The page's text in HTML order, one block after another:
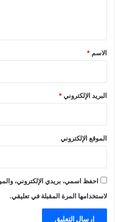
*
الاسم *
البريد الإلكتروني*
الموقع الإلكتروني
احفظ اسمي، بريدي الإلكتروني،
لاستخدامها المرة المقبلة في تعليقي.